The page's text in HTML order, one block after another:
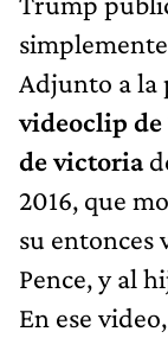
Adjunto a la
videoclip de
de victoria
2016, que
su entonces
Pence, y al
En ese